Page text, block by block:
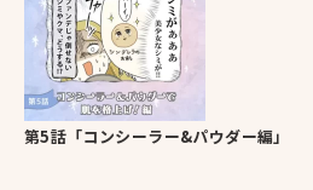
Top トップ
About オータムについて
Service
第5話「コンシーラー&パウダー編」